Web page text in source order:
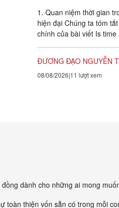
1. Quan niệm thời gian
hiện đại Chúng ta tóm
chính của bài viết Is time
ĐƯƠNG ĐẠO NGUYỄN
08/08/2026 11 lượt xem
dành cho những ai mong
toàn thiện vốn sẵn có trong mỗi